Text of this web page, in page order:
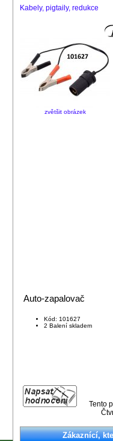
Kabely, pigtaily, redukce
zvětšit obrázek
Auto-zapalovač
Kód: 101627
2 Balení skladem
Tento
Zákaznící,